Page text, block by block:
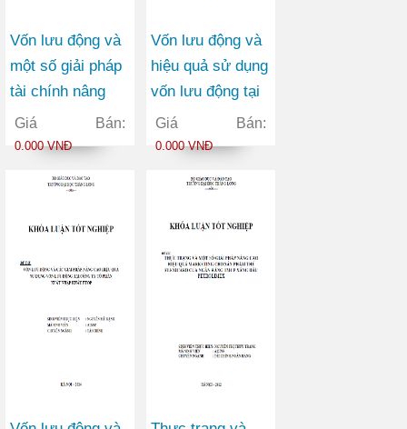
Vốn lưu động và
một số giải pháp
tài chính nâng
cao hiệu quả sử
dụng vốn lưu
Cổ phần May
Giá Bán:
0.000 VNĐ
Vốn lưu động và
hiệu quả sử dụng
vốn lưu động tại
công ty TNHH
vận tải container
Giá Bán:
0.000 VNĐ